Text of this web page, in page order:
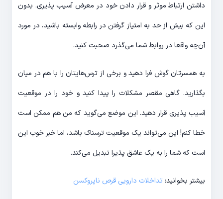
داشتن ارتباط موثر و قرار دادن خود در معرض آسیب پذیری. بدون
این که بیش از حد به امتیاز گرفتن در رابطه وابسته باشید، در مورد
آن‌چه واقعا در روابط شما می‌گذرد صحبت کنید.
به همسرتان گوش فرا دهید و برخی از ترس‌هایتان را با هم در میان
بگذارید. گاهی مقصر مشکلات را پیدا کنید و خود را در موقعیت
آسیب پذیری قرار دهید. این موضع می‌گوید که من هم ممکن است
خطا کنم! این می‌تواند یک موقعیت ترسناک باشد، اما خبر خوب این
است که شما را به یک عاشق پذیرا تبدیل می‌کند.
بیشتر بخوانید:تداخلات دارویی قرص ناپروکسن